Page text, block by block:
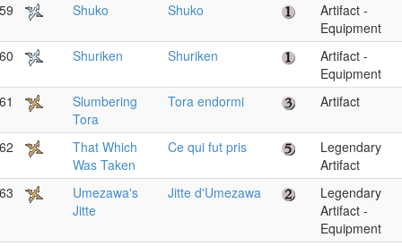
Shuko Shuko
Artifact -
Equipment
Shuriken Shuriken
Artifact -
Equipment
Slumbering
Tora
Tora endormi Artifact
That Which
Was Taken
Ce qui fut pris
Legendary
Artifact
Umezawa's
Jitte
Jitte d'Umezawa
Legendary
Artifact -
Equipment